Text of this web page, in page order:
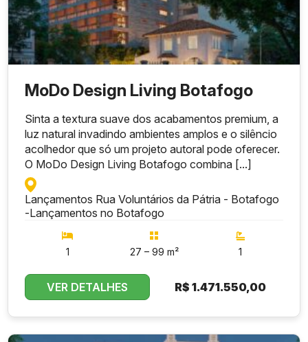
MoDo Design Living Botafogo
Sinta a textura suave dos acabamentos premium, a
luz natural invadindo ambientes amplos e o silêncio
acolhedor que só um projeto autoral pode oferecer.
O MoDo Design Living Botafogo combina [...]
Lançamentos Rua Voluntários da Pátria - Botafogo
-Lançamentos no Botafogo
1 27 – 99 m² 1
VER DETALHES R$1.471.550,00